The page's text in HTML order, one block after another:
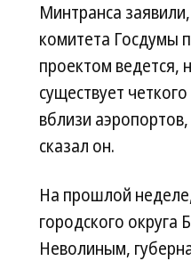
Минтранса
комитета Госдумы
проектом ведется,
существует
вблизи
сказал он.
На прошлой
городского
Неволиным,